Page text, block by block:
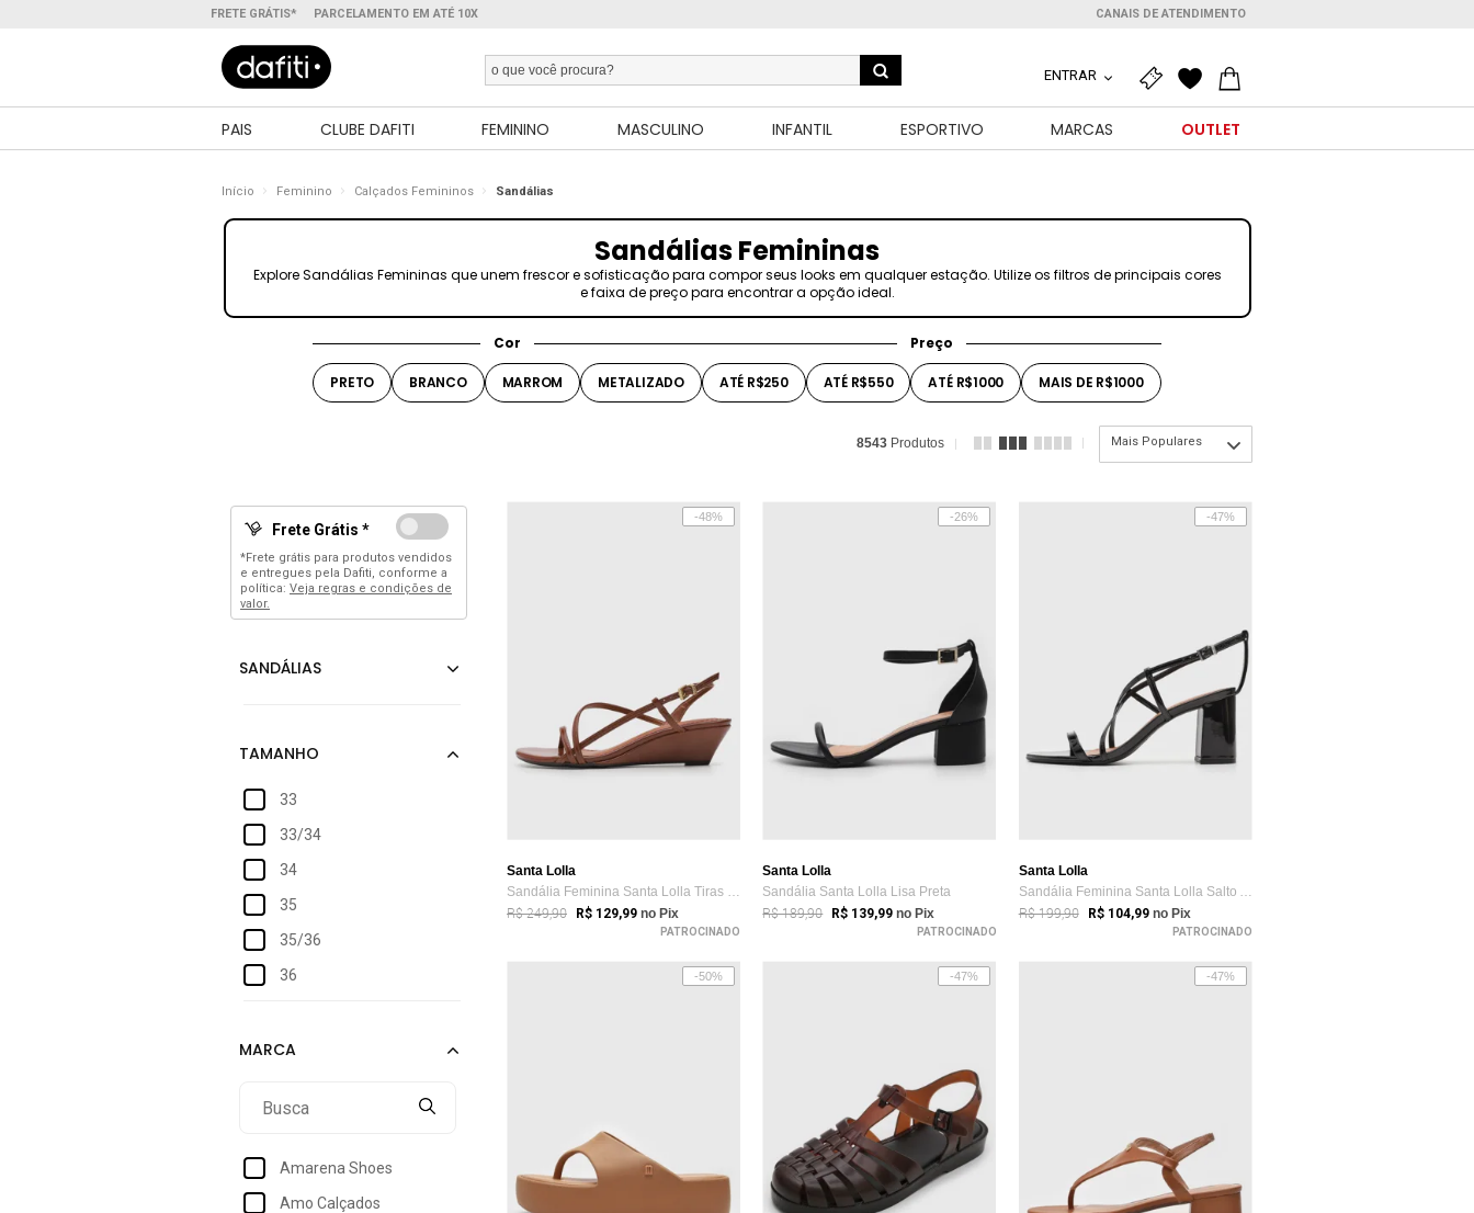
FRETE GRÁTIS* PARCELAMENTO EM ATÉ 10X CANAIS DE ATENDIMENTO
ENTRAR
PAIS CLUBE DAFITI FEMININO MASCULINO INFANTIL ESPORTIVO MARCAS OUTLET
Início Feminino Calçados Femininos Sandálias
Sandálias Femininas
Explore Sandálias Femininas que unem frescor e sofisticação para compor seus looks em qualquer estação. Utilize os filtros de principais cores
e faixa de preço para encontrar a opção ideal.
Cor
PRETO BRANCO MARROM METALIZADO
Preço
ATÉ R$250 ATÉ R$550 ATÉ R$1000 MAIS DE R$1000
8543 Produtos Mais Populares
Frete Grátis *
*Frete grátis para produtos vendidos
e entregues pela Dafiti, conforme a
política: Veja regras e condições de
valor.
33
33/34
34
35
35/36
36
37/38
39
Amarena Shoes
Amo Calçados
-48%
Santa Lolla
Sandália Feminina Santa Lolla Tiras Baixa Marrom
R$ 249,90 R$ 129,99 no Pix
PATROCINADO
-26%
Santa Lolla
Sandália Santa Lolla Lisa Preta
R$ 189,90 R$ 139,99 no Pix
PATROCINADO
-47%
Santa Lolla
Sandália Feminina Santa Lolla Salto Alto Preta
R$ 199,90 R$ 104,99 no Pix
PATROCINADO
-50% -47% -47%